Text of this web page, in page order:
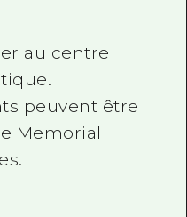
de Photos
sur le transport en
au centre
peuvent être
Memorial